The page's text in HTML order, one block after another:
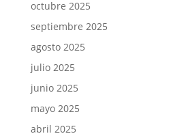
octubre 2025
septiembre 2025
agosto 2025
julio 2025
junio 2025
mayo 2025
abril 2025